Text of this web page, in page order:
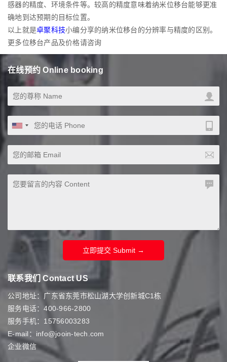
感器的精度、环境条件等。较高的精度意味着纳米位移台能够更准
确地到达预期的目标位置。
以上就是卓聚科技小编分享的纳米位移台的分辨率与精度的区别。
更多位移台产品及价格请咨询
在线预约 Online booking
立即提交 Submit →
联系我们 Contact US
公司地址：广东省东莞市松山湖大学创新城C1栋
服务电话：400-966-2800
服务手机：15756003283
E-mail：info@jooin-tech.com
企业微信